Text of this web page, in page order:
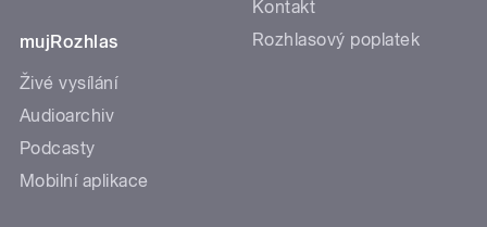
mujRozhlas
Živé vysílání
Audioarchiv
Podcasty
Mobilní aplikace
Kontakt
Rozhlasový poplatek